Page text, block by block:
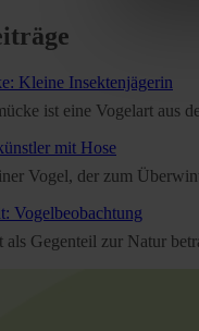
Kleine Insektenjägerin
ist eine Vogelart aus
mit Hose
Vogel, der zum
Vogelbeobachtung
Gegenteil zur Natur